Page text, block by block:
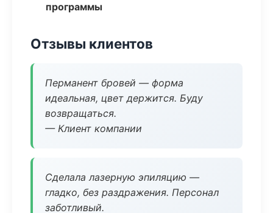
программы
Отзывы клиентов
Перманент бровей — форма
идеальная, цвет держится. Буду
возвращаться.
— Клиент компании
Сделала лазерную эпиляцию —
гладко, без раздражения. Персонал
заботливый.